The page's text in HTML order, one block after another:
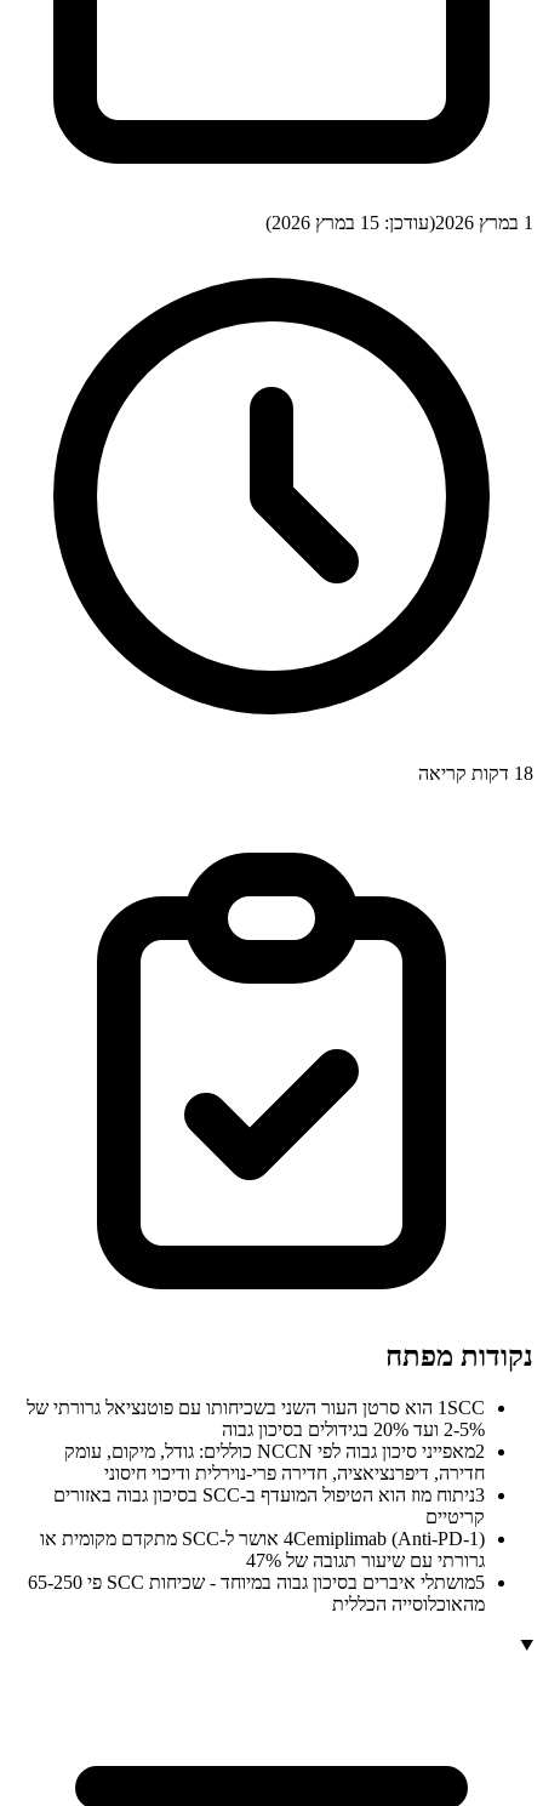
1 במרץ 2026 (עודכן: 15 במרץ 2026 )
18 דקות קריאה
נקודות מפתח
1 SCC הוא סרטן העור השני בשכיחותו עם פוטנציאל גרורתי של
2-5% ועד 20% בגידולים בסיכון גבוה
2
מאפייני סיכון גבוה לפי NCCN כוללים: גודל, מיקום, עומק
חדירה, דיפרנציאציה, חדירה פרי-נוירלית ודיכוי חיסוני
3
ניתוח מוז הוא הטיפול המועדף ב-SCC בסיכון גבוה באזורים
קריטיים
4
Cemiplimab (Anti-PD-1) אושר ל-SCC מתקדם מקומית או
גרורתי עם שיעור תגובה של 47%
5
מושתלי איברים בסיכון גבוה במיוחד - שכיחות SCC פי 65-250
מהאוכלוסייה הכללית